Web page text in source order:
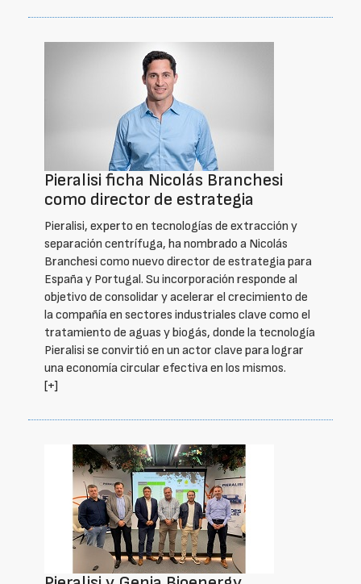
Pieralisi ficha Nicolás Branchesi
como director de estrategia
Pieralisi, experto en tecnologías de extracción y
separación centrífuga, ha nombrado a Nicolás
Branchesi como nuevo director de estrategia para
España y Portugal. Su incorporación responde al
objetivo de consolidar y acelerar el crecimiento de
la compañía en sectores industriales clave como el
tratamiento de aguas y biogás, donde la tecnología
Pieralisi se convirtió en un actor clave para lograr
una economía circular efectiva en los mismos.
[+]